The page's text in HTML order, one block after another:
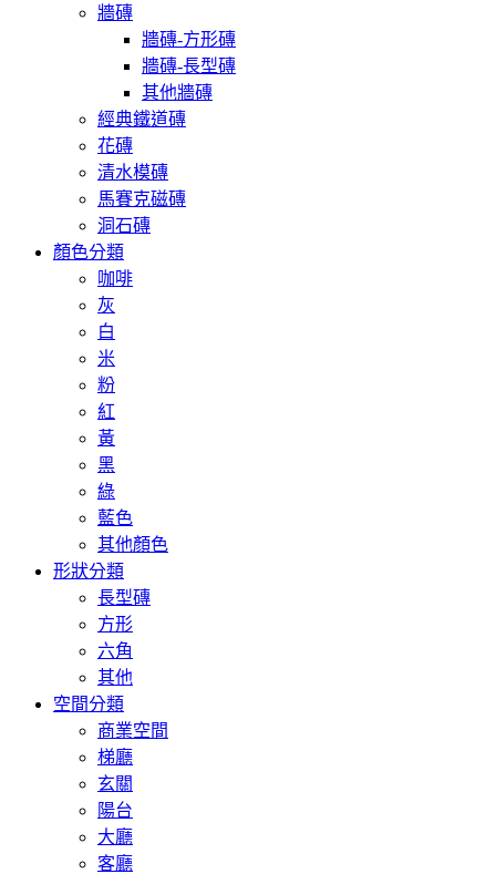
牆磚
牆磚-方形磚
牆磚-長型磚
其他牆磚
經典鐵道磚
花磚
清水模磚
馬賽克磁磚
洞石磚
顏色分類
咖啡
灰
白
米
粉
紅
黃
黑
綠
藍色
其他顏色
形狀分類
長型磚
方形
六角
其他
空間分類
商業空間
梯廳
玄關
陽台
大廳
客廳